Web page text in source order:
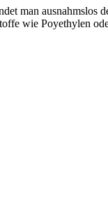
man
wie Poyethylen